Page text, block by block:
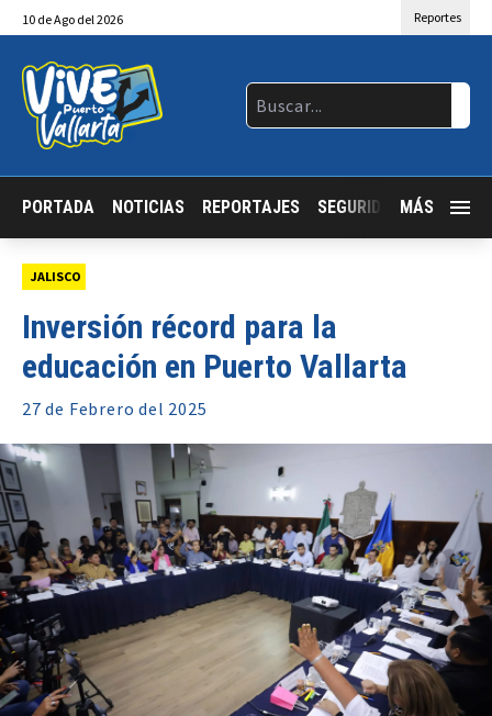
10 deAgo del 2026 Reportes
PORTADA NOTICIAS REPORTAJES SEGURIDAD JALISCO
MÁS
JALISCO
Inversión récord para la
educación en Puerto Vallarta
27 de Febrero del 2025